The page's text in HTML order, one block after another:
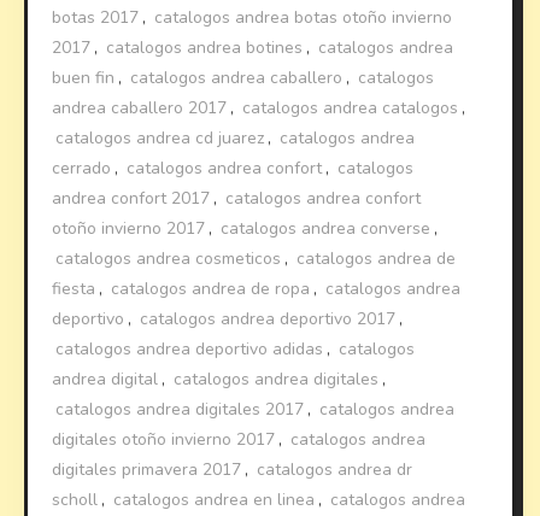
botas 2017 , catalogos andrea botas otoño invierno
2017 , catalogos andrea botines , catalogos andrea
buen fin , catalogos andrea caballero , catalogos
andrea caballero 2017 , catalogos andrea catalogos ,
catalogos andrea cd juarez , catalogos andrea
cerrado , catalogos andrea confort, catalogos
andrea confort 2017 , catalogos andrea confort
otoño invierno 2017 , catalogos andrea converse ,
catalogos andrea cosmeticos , catalogos andrea de
fiesta , catalogos andrea de ropa , catalogos andrea
deportivo , catalogos andrea deportivo 2017 ,
catalogos andrea deportivo adidas , catalogos
andrea digital , catalogos andrea digitales ,
catalogos andrea digitales 2017 , catalogos andrea
digitales otoño invierno 2017 , catalogos andrea
digitales primavera 2017 , catalogos andrea dr
scholl , catalogos andrea en linea , catalogos andrea